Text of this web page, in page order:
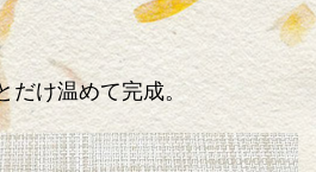
だけ温めて完成。